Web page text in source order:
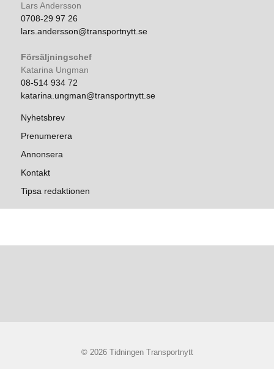
Lars Andersson
0708-29 97 26
lars.andersson@transportnytt.se
Försäljningschef
Katarina Ungman
08-514 934 72
katarina.ungman@transportnytt.se
Nyhetsbrev
Prenumerera
Annonsera
Kontakt
Tipsa redaktionen
© 2026 Tidningen Transportnytt